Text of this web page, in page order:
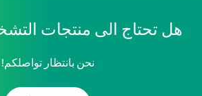
هل تحتاج الى منتجات
نحن بانتظار تواصلكم!